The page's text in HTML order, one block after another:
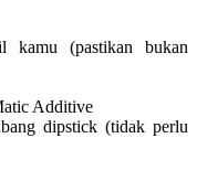
kamu (pastikan bukan
Additive
dipstick (tidak perlu